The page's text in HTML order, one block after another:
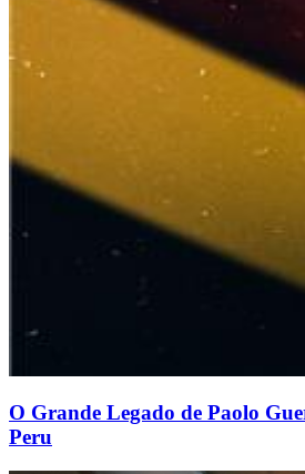
O Grande Legado de Paolo
Peru